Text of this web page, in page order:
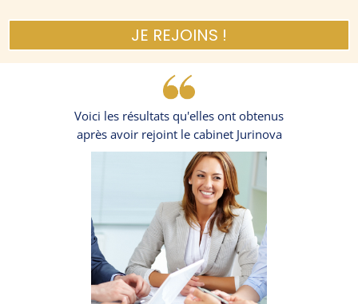
JE REJOINS !
Voici les résultats qu'elles ont obtenus
après avoir rejoint le cabinet Jurinova